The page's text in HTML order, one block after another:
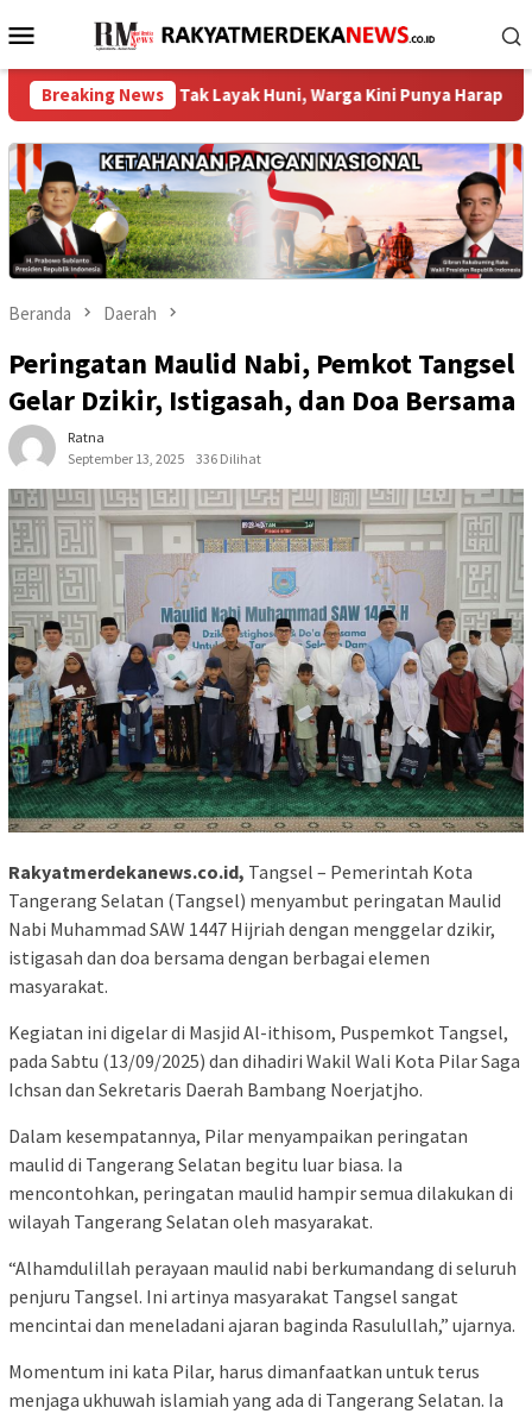
ke
Menu
Mobile
Breaking News
Tak Layak Huni, Warga Kini Punya Harapan Baru
Beranda Daerah
Peringatan Maulid Nabi, Pemkot Tangsel
Gelar Dzikir, Istigasah, dan Doa Bersama
Ratna
September 13, 2025
336 Dilihat
Rakyatmerdekanews.co.id, Tangsel – Pemerintah Kota
Tangerang Selatan (Tangsel) menyambut peringatan Maulid
Nabi Muhammad SAW 1447 Hijriah dengan menggelar dzikir,
istigasah dan doa bersama dengan berbagai elemen
masyarakat.
Kegiatan ini digelar di Masjid Al-ithisom, Puspemkot Tangsel,
pada Sabtu (13/09/2025) dan dihadiri Wakil Wali Kota Pilar Saga
Ichsan dan Sekretaris Daerah Bambang Noerjatjho.
Dalam kesempatannya, Pilar menyampaikan peringatan
maulid di Tangerang Selatan begitu luar biasa. Ia
mencontohkan, peringatan maulid hampir semua dilakukan di
wilayah Tangerang Selatan oleh masyarakat.
“Alhamdulillah perayaan maulid nabi berkumandang di seluruh
penjuru Tangsel. Ini artinya masyarakat Tangsel sangat
mencintai dan meneladani ajaran baginda Rasulullah,” ujarnya.
Momentum ini kata Pilar, harus dimanfaatkan untuk terus
menjaga ukhuwah islamiah yang ada di Tangerang Selatan. Ia